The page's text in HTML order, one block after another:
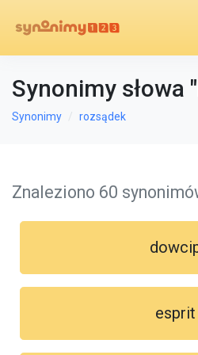
Synonimy słowa
Synonimy rozsądek
Znaleziono 60
esprit